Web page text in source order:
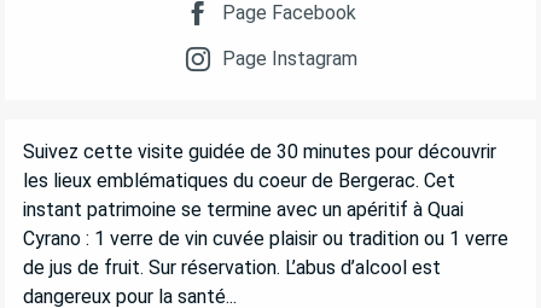
Page Facebook
Page Instagram
DESCRIPTION
Suivez cette visite guidée de 30 minutes pour découvrir
les lieux emblématiques du coeur de Bergerac. Cet
instant patrimoine se termine avec un apéritif à Quai
Cyrano : 1 verre de vin cuvée plaisir ou tradition ou 1 verre
de jus de fruit. Sur réservation. L’abus d’alcool est
dangereux pour la santé...